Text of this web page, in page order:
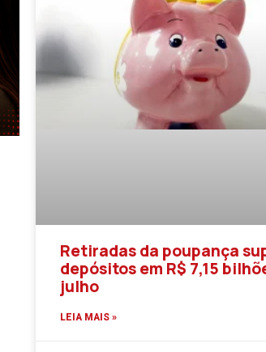
Retiradas da poupança
depósitos em R$ 7,15
julho
LEIA MAIS »